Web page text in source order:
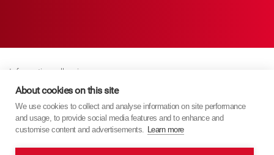
Informativa sulla privacy
Business Partner Privacy
Politica Sui Cookie
Modern Slavery Act Policy
About cookies on this site
We use cookies to collect and analyse information on site performance
and usage, to provide social media features and to enhance and
customise content and advertisements. Learn more